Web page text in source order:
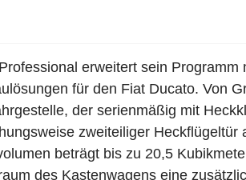
erweitert sein Programm
für den Fiat Ducato. Von
der serienmäßig mit
zweiteiliger Heckflügeltür
beträgt bis zu 20,5
des Kastenwagens eine